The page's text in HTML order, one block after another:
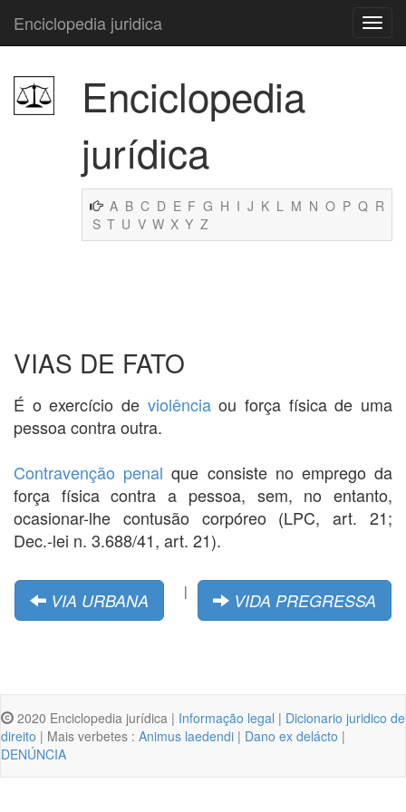
Enciclopedia juridica
Enciclopedia
jurídica
A B C D E F G H I J K L M N O P Q R
S T U V W X Y Z
VIAS DE FATO
É o exercício de violênciaou força física de uma
pessoa contra outra.
Contravenção penal que consiste no emprego da
força física contra a pessoa, sem, no entanto,
ocasionar-lhe contusão corpóreo (LPC, art. 21;
Dec.-lei n. 3.688/41, art. 21).
VIA URBANA | VIDA PREGRESSA
2020 Enciclopedia jurídica | Informação legal | Dicionario juridico de
direito | Mais verbetes : Animus laedendi | Dano ex delácto |
DENÚNCIA